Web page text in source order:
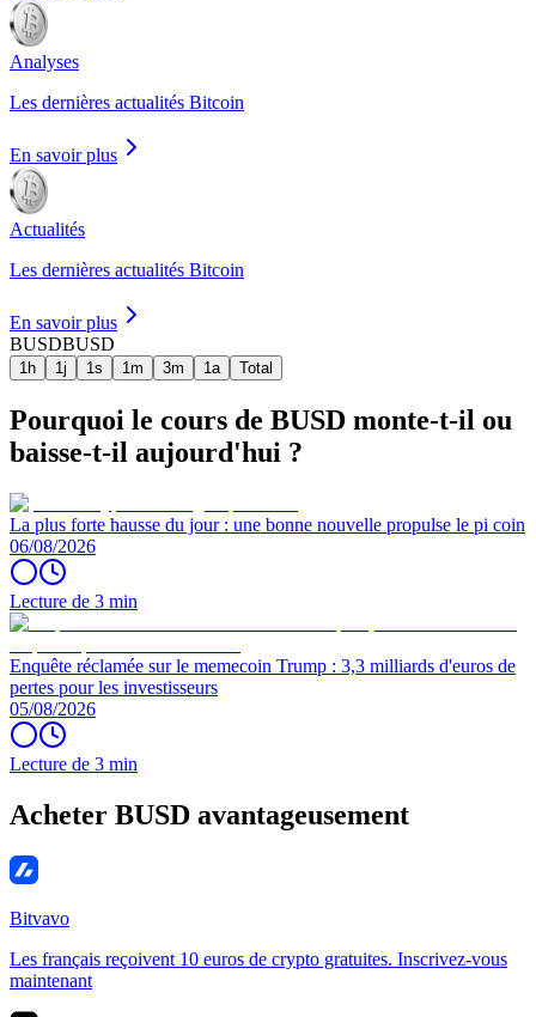
Analyses
Les dernières actualités Bitcoin
En savoir plus
Actualités
Les dernières actualités Bitcoin
En savoir plus
BUSDBUSD
1h 1j 1s 1m 3m 1a Total
Pourquoi le cours de BUSD monte-t-il ou
baisse-t-il aujourd'hui ?
La plus forte hausse du jour : une bonne nouvelle propulse le pi coin
06/08/2026
Lecture de 3 min
Enquête réclamée sur le memecoin Trump : 3,3 milliards d'euros de
pertes pour les investisseurs
05/08/2026
Lecture de 3 min
Acheter BUSD avantageusement
Bitvavo
Les français reçoivent 10 euros de crypto gratuites. Inscrivez-vous
maintenant